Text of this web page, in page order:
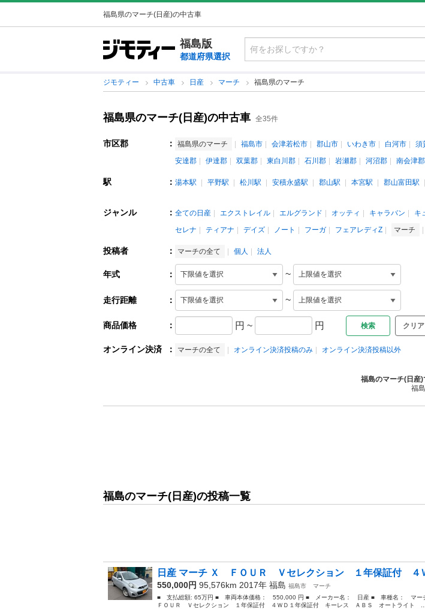
福島県のマーチ(日産)の中古車
福島版
都道府県選択
ジモティー 中古車 日産 マーチ 福島県のマーチ
福島県のマーチ(日産)の中古車 全35件
市区郡 ： 福島県のマーチ 福島市 会津若松市 郡山市 いわき市 白河市 須
安達郡
伊達郡 双葉郡 東白川郡 石川郡 岩瀬郡 河沼郡 南会津郡
駅 ： 湯本駅 平野駅 松川駅 安積永盛駅 郡山駅 本宮駅 郡山富田駅
ジャンル ： 全ての日産 エクストレイル エルグランド オッティ キャラバン キ
セレナ
ティアナ デイズ ノート フーガ フェアレディZ マーチ
投稿者 ： マーチの全て 個人 法人
年式 ： ~
走行距離 ： ~
商品価格 ： 円 ~ 円 クリア
オンライン決済 ： マーチの全て オンライン決済投稿のみ オンライン決済投稿以外
福島のマーチ(日産
福
福島のマーチ(日産)の投稿一覧
日産 マーチ Ｘ ＦＯＵＲ Ｖセレクション １年保証付 ４
550,000円 95,576km 2017年 福島 福島市
マーチ
■ 支払総額: 65万円 ■ 車両本体価格： 550,000 円 ■ メーカー名： 日産 ■ 車種名： マ
ＦＯＵＲ Ｖセレクション １年保証付 ４ＷＤ１年保証付 キーレス ＡＢＳ オートライト ...